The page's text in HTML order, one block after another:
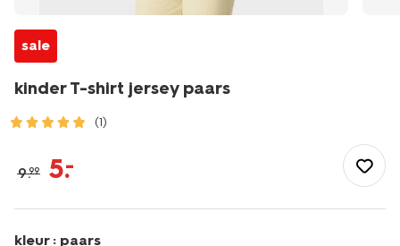
sale
kinder T-shirt jersey paars
(1)
shirts-
t-
shirt-
9.99 5.–
kleur : paars